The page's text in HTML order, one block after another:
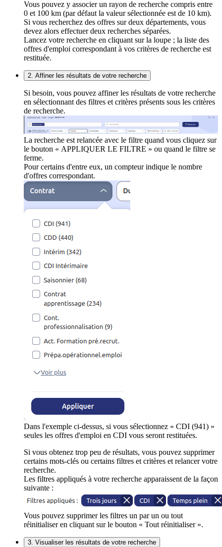
Vous pouvez y associer un rayon de recherche compris entre
0 et 100 km (par défaut la valeur sélectionnée est de 10 km).
Si vous recherchez des offres sur deux départements, vous
devez alors effectuer deux recherches séparées.
Lancez votre recherche en cliquant sur la loupe ; la liste des
offres d'emploi correspondant à vos critères de recherche est
restituée.
2. Affiner les résultats de votre recherche
Si besoin, vous pouvez affiner les résultats de votre recherche
en sélectionnant des filtres et critères présents sous les critères
de recherche.
La recherche est relancée avec le filtre quand vous cliquez sur
le bouton « APPLIQUER LE FILTRE » ou quand le filtre se
ferme.
Pour certains d'entre eux, un compteur indique le nombre
d'offres correspondant.
Dans l'exemple ci-dessus, si vous sélectionnez « CDI (941) »
seules les offres d'emploi en CDI vous seront restituées.
Si vous obtenez trop peu de résultats, vous pouvez supprimer
certains mots-clés ou certains filtres et critères et relancer votre
recherche.
Les filtres appliqués à votre recherche apparaissent de la façon
suivante :
Vous pouvez supprimer les filtres un par un ou tout
réinitialiser en cliquant sur le bouton « Tout réinitialiser ».
3. Visualiser les résultats de votre recherche